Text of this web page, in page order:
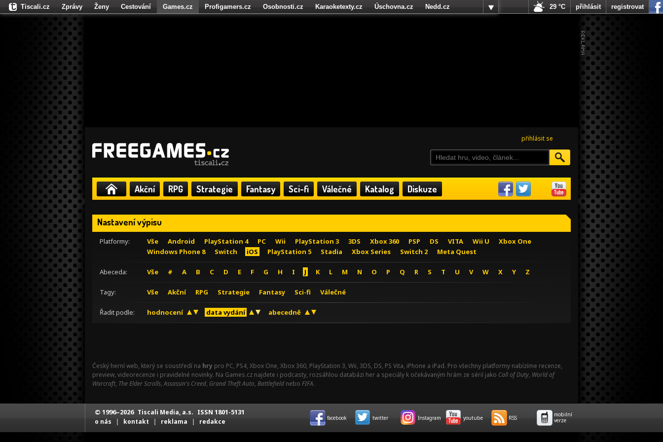
přihlásit se
Akční RPG Strategie Fantasy Sci-fi Válečné Katalog Diskuze
Nastavení výpisu
Platformy: Vše Android PlayStation 4 PC Wii PlayStation 3 3DS Xbox 360 PSP DS VITA Wii U
Xbox One
Windows Phone 8
Switch iOS PlayStation 5 Stadia Xbox Series Switch 2 Meta Quest
Abeceda: Vše # A B C D E F G H I J K L M N O P Q R S T U V W X Y Z
Tagy: Vše Akční RPG Strategie Fantasy Sci-fi Válečné
Řadit podle: hodnocení data vydání abecedně
Český herní web, který se soustředí na hry pro PC, PS4, Xbox One, Xbox 360, PlayStation 3, Wii, 3DS, DS, PS Vita, iPhone a iPad. Pro všechny platformy nabízíme recenze,
preview, videorecenze i pravidelné novinky. Na Games.cz najdete i podcasty, rozsáhlou databázi her a speciály k očekávaným hrám ze sérií jako Call of Duty, World of
Warcraft, The Elder Scrolls,Assassin's Creed, Grand Theft Auto, Battlefield nebo FIFA.
Tiscali.cz Zprávy Ženy Cestování Games.cz Profigamers.cz Osobnosti.cz Karaoketexty.cz Úschovna.cz
Nedd.cz
Fights.cz
29 °C přihlásit registrovat
© 1996–2026 Tiscali Media, a.s. ISSN 1801-5131
o nás | kontakt | reklama | redakce facebook twitter Instagram youtube RSS
mobilní
verze